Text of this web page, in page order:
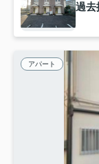
過去
アパート